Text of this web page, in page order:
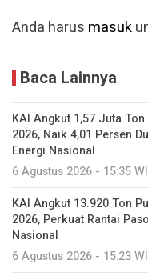
Anda harus masuk
Baca Lainnya
KAI Angkut 1,57 Juta
2026, Naik 4,01 Persen
Energi Nasional
6 Agustus 2026 - 15:35
KAI Angkut 13.920 Ton
2026, Perkuat Rantai
Nasional
6 Agustus 2026 - 15:23